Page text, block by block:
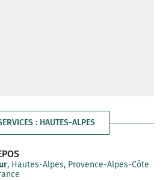
: HAUTES-ALPES
, Hautes-Alpes, Provence-Alpes-Côte